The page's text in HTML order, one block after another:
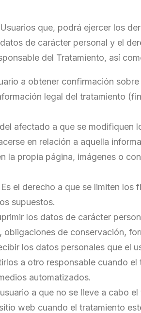
que, podrá ejercer los
de carácter personal y el
del Tratamiento, así
a obtener confirmación
legal del tratamiento
afectado a que se modifiquen
en relación a aquella
la propia página, imágenes o
Es el derecho a que se limiten los
supuestos.
los datos de carácter
obligaciones de conservación,
los datos personales que el
a otro responsable cuando
automatizados.
a que no se lleve a cabo
web cuando el tratamiento